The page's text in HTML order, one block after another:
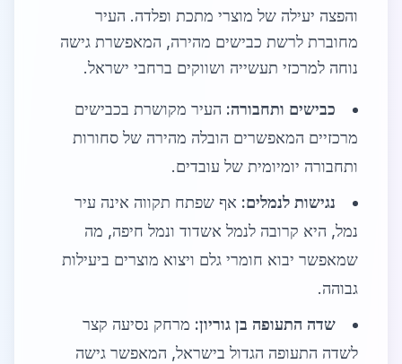
והפצה יעילה של מוצרי מתכת ופלדה. העיר
מחוברת לרשת כבישים מהירה, המאפשרת גישה
נוחה למרכזי תעשייה ושווקים ברחבי ישראל.
כבישים ותחבורה: העיר מקושרת בכבישים
מרכזיים המאפשרים הובלה מהירה של סחורות
ותחבורה יומיומית של עובדים.
נגישות לנמלים: אף שפתח תקווה אינה עיר
נמל, היא קרובה לנמל אשדוד ונמל חיפה, מה
שמאפשר יבוא חומרי גלם ויצוא מוצרים ביעילות
גבוהה.
שדה התעופה בן גוריון: מרחק נסיעה קצר
לשדה התעופה הגדול בישראל, המאפשר גישה